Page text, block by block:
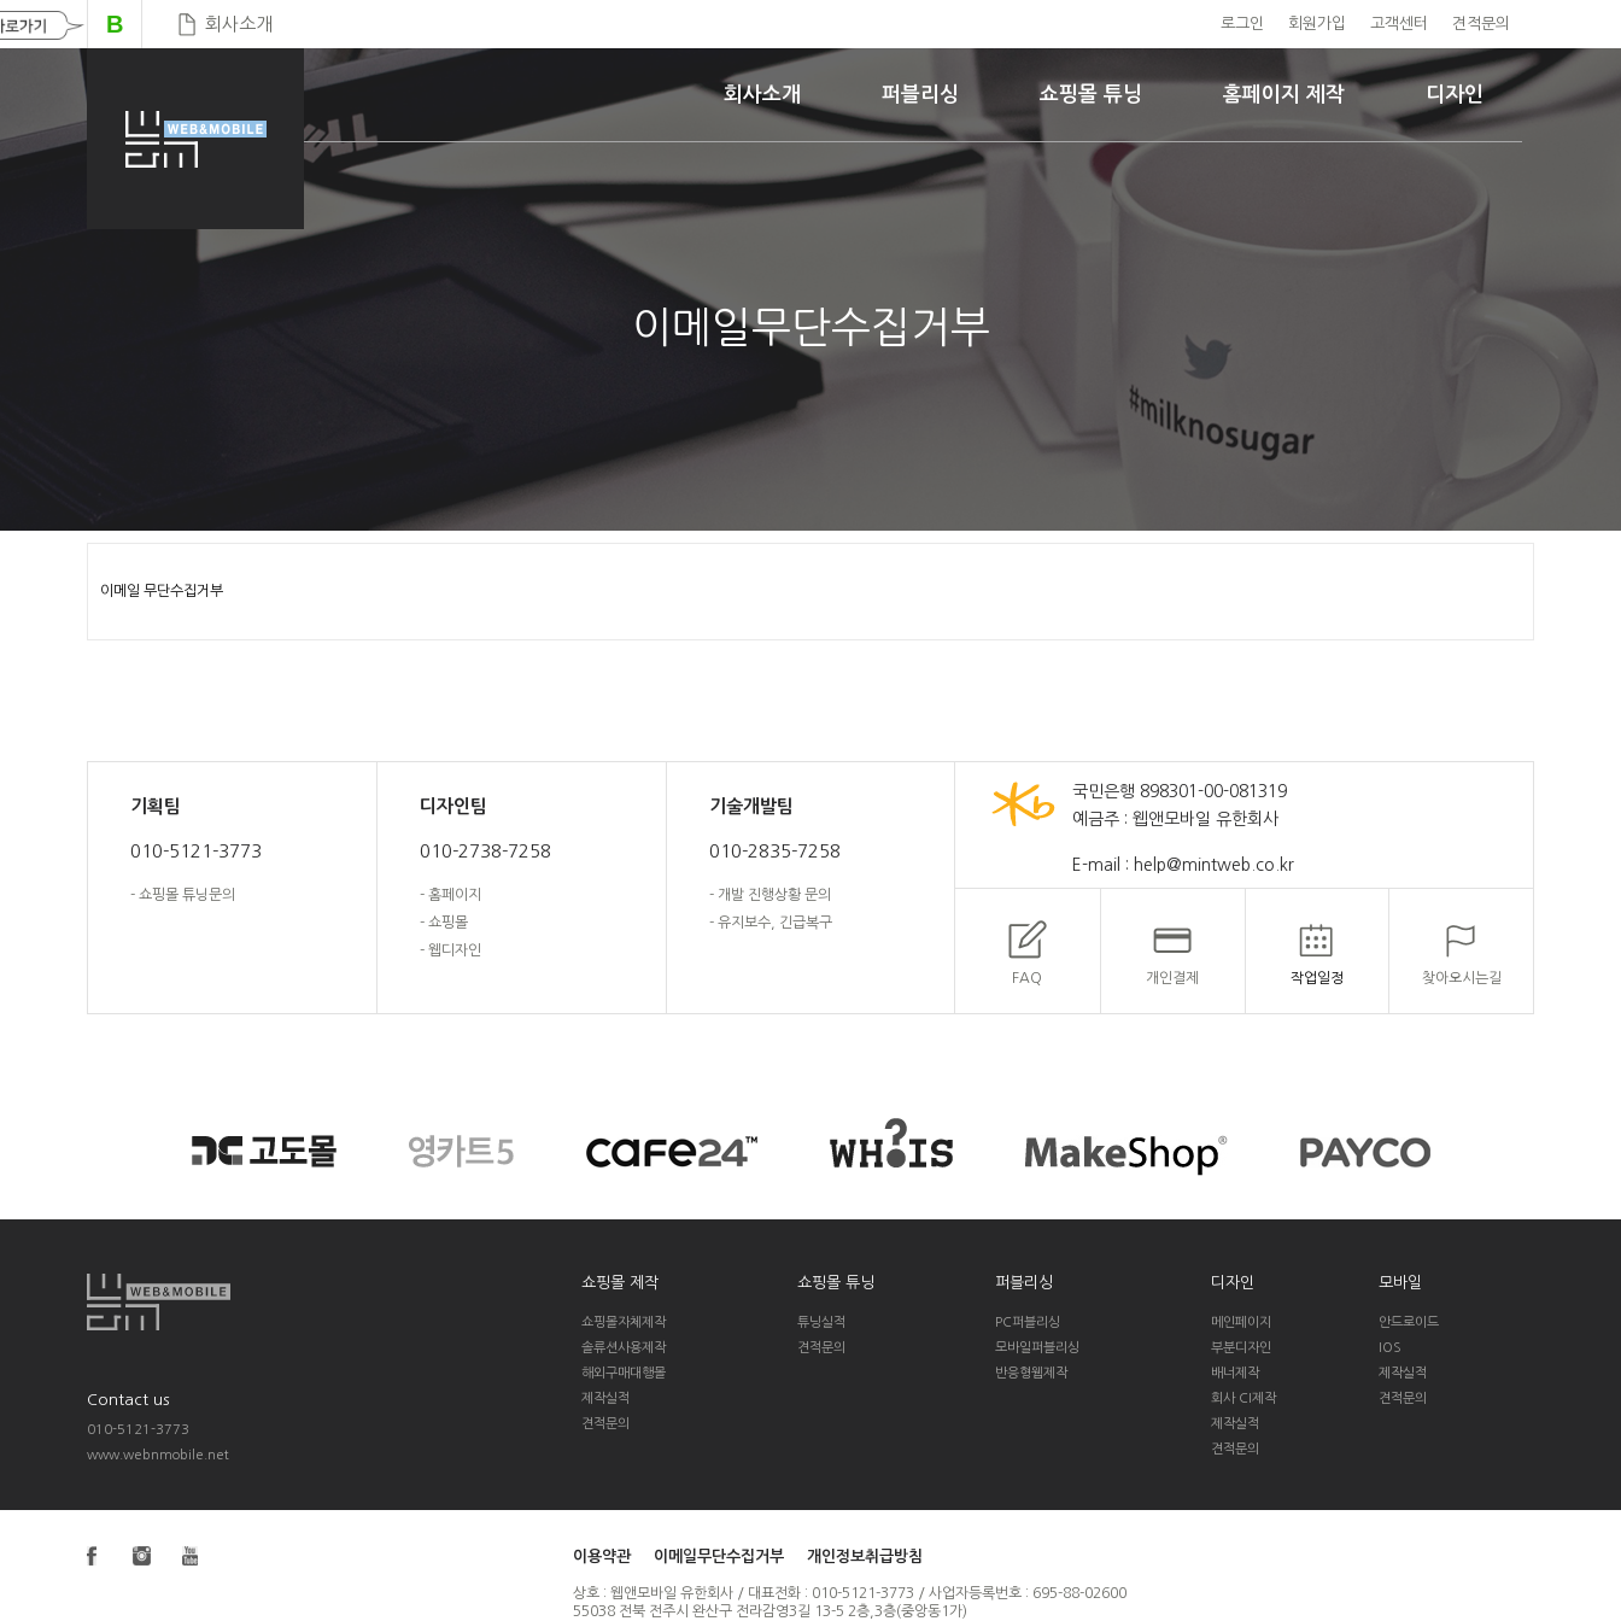
B 회사소개 견적문의
고객센터
회원가입
로그인
회사소개 퍼블리싱 쇼핑몰 튜닝 홈페이지 제작 디자인
이메일무단수집거부
이메일 무단수집거부
기획팀
010-5121-3773
- 쇼핑몰 튜닝문의
디자인팀
010-2738-7258
- 홈페이지
- 쇼핑몰
- 웹디자인
기술개발팀
010-2835-7258
- 개발 진행상황 문의
- 유지보수, 긴급복구
국민은행 898301-00-081319
예금주 : 웹앤모바일 유한회사
E-mail : help@mintweb.co.kr
FAQ 개인결제 작업일정 찾아오시는길
Contact us
010-5121-3773
www.webnmobile.net
쇼핑몰 제작
쇼핑몰자체제작
솔류션사용제작
해외구매대행몰
제작실적
견적문의
쇼핑몰 튜닝
튜닝실적
견적문의
퍼블리싱
PC퍼블리싱
모바일퍼블리싱
반응형웹제작
디자인
메인페이지
부분디자인
배너제작
회사 CI제작
제작실적
견적문의
모바일
안드로이드
IOS
제작실적
견적문의
이용약관 이메일무단수집거부 개인정보취급방침
상호 : 웹앤모바일 유한회사 / 대표전화 : 010-5121-3773 / 사업자등록번호 : 695-88-02600
55038 전북 전주시 완산구 전라감영3길 13-5 2층,3층(중앙동1가)